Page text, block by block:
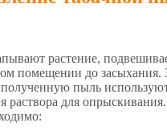
растение,
помещении до засыхания.
пыль
раствора для